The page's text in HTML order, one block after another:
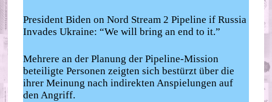
President Biden on Nord Stream 2 Pipeline if Russia
Invades Ukraine: “We will bring an end to it.”
Mehrere an der Planung der Pipeline-Mission
beteiligte Personen zeigten sich bestürzt über die
ihrer Meinung nach indirekten Anspielungen auf
den Angriff.